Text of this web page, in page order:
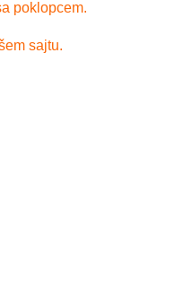
poklopcem.
sajtu.